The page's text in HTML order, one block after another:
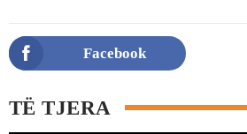
Facebook
TË TJERA